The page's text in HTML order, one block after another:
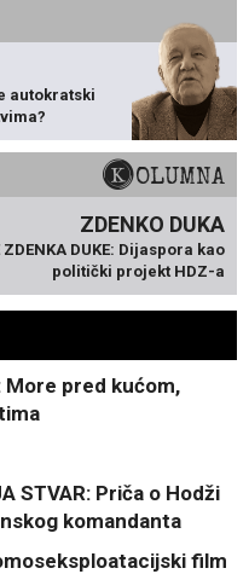
autokratski
KOLUMNA
ZDENKO DUKA
ZDENKA DUKE: Dijaspora kao
politički projekt HDZ-a
More pred kućom,
STVAR: Priča o Hodži
komandanta
film